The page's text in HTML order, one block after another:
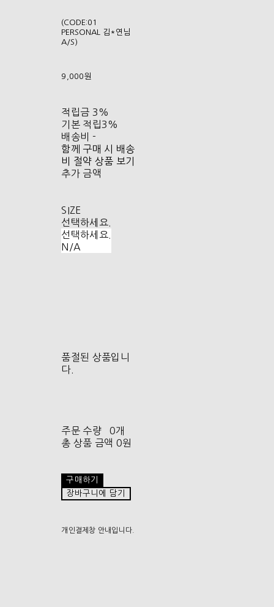
(CODE:01
PERSONAL 김*연님
A/S)
9,000원
적립금 3%
기본 적립3%
배송비 -
함께 구매 시 배송
비 절약 상품 보기
추가 금액
SIZE
선택하세요.
선택하세요.
N/A
품절된 상품입니
다.
주문 수량
0개
총 상품 금액 0원
구매하기
장바구니에 담기
개인결제창 안내입니다.